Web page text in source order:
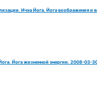
Ичха Йога. Йога воображения и
Йога жизненной энергии. 2008-03-